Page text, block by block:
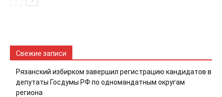
Свежие записи
Рязанский избирком завершил регистрацию кандидатов в
депутаты Госдумы РФ по одномандатным округам
региона